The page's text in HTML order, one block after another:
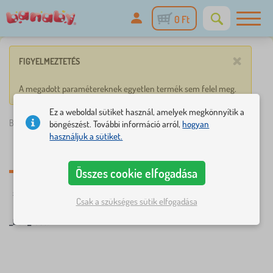
0 Ft
×
FIGYELMEZTETÉS
A megadott paramétereknek egyetlen termék sem felel meg.
Banaby.hu »_bez_rostu
_bez_rostu
Szűrés
_bez_rostu
Ez a weboldal sütiket használ, amelyek megkönnyítik a
böngészést. További információ arról,hogyan
használjuk a sütiket.
Összes cookie elfogadása
Csak a szükséges sütik elfogadása